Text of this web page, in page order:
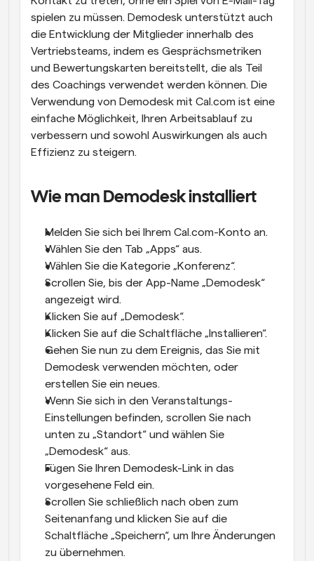
spielen zu müssen. Demodesk unterstützt auch
die Entwicklung der Mitglieder innerhalb des
Vertriebsteams, indem es Gesprächsmetriken
und Bewertungskarten bereitstellt, die als Teil
des Coachings verwendet werden können. Die
Verwendung von Demodesk mit Cal.com ist eine
einfache Möglichkeit, Ihren Arbeitsablauf zu
verbessern und sowohl Auswirkungen als auch
Effizienz zu steigern.
Wie man Demodesk installiert
Melden Sie sich bei Ihrem Cal.com-Konto an.
Wählen Sie den Tab „Apps“ aus.
Wählen Sie die Kategorie „Konferenz“.
Scrollen Sie, bis der App-Name „Demodesk“
angezeigt wird.
Klicken Sie auf „Demodesk“.
Klicken Sie auf die Schaltfläche „Installieren“.
Gehen Sie nun zu dem Ereignis, das Sie mit
Demodesk verwenden möchten, oder
erstellen Sie ein neues.
Wenn Sie sich in den Veranstaltungs-
Einstellungen befinden, scrollen Sie nach
unten zu „Standort“ und wählen Sie
„Demodesk“ aus.
Fügen Sie Ihren Demodesk-Link in das
vorgesehene Feld ein.
Scrollen Sie schließlich nach oben zum
Seitenanfang und klicken Sie auf die
Schaltfläche „Speichern“, um Ihre Änderungen
zu übernehmen.